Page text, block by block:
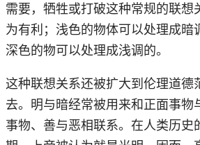
需要，牺牲或打破这种常规的联想
为有利；浅色的物体可以处理成暗
深色的物可以处理成浅调的。
这种联想关系还被扩大到伦理道德
去。明与暗经常被用来和正面事物
事物、善与恶相联系。在人类历史